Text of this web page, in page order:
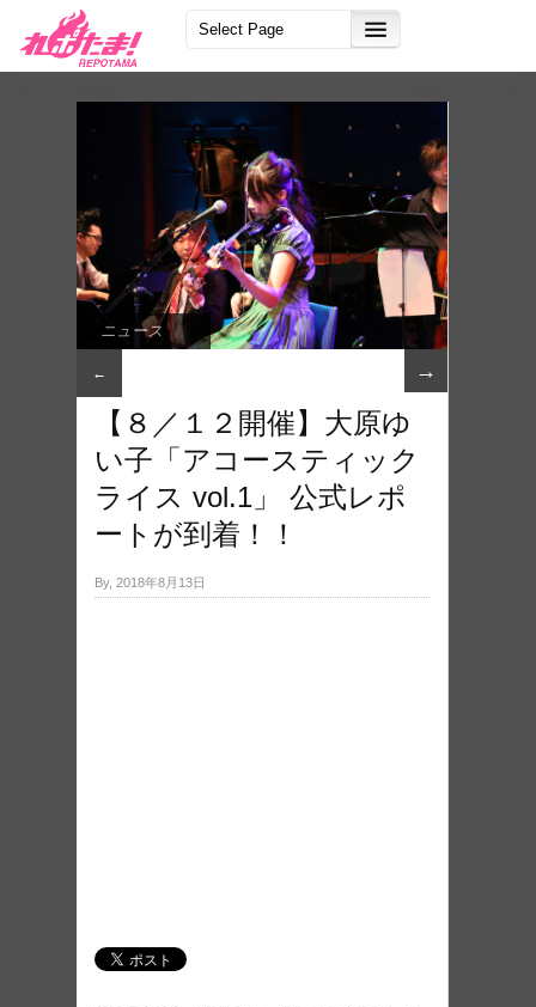
ニュース
← →
【８／１２開催】大原ゆ
い子「アコースティック
ライス vol.1」 公式レポ
ートが到着！！
By, 2018年8月13日